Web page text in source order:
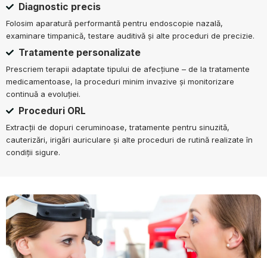
Diagnostic precis
Folosim aparatură performantă pentru endoscopie nazală,
examinare timpanică, testare auditivă și alte proceduri de precizie.
Tratamente personalizate
Prescriem terapii adaptate tipului de afecțiune – de la tratamente
medicamentoase, la proceduri minim invazive și monitorizare
continuă a evoluției.
Proceduri ORL
Extracții de dopuri ceruminoase, tratamente pentru sinuzită,
cauterizări, irigări auriculare și alte proceduri de rutină realizate în
condiții sigure.